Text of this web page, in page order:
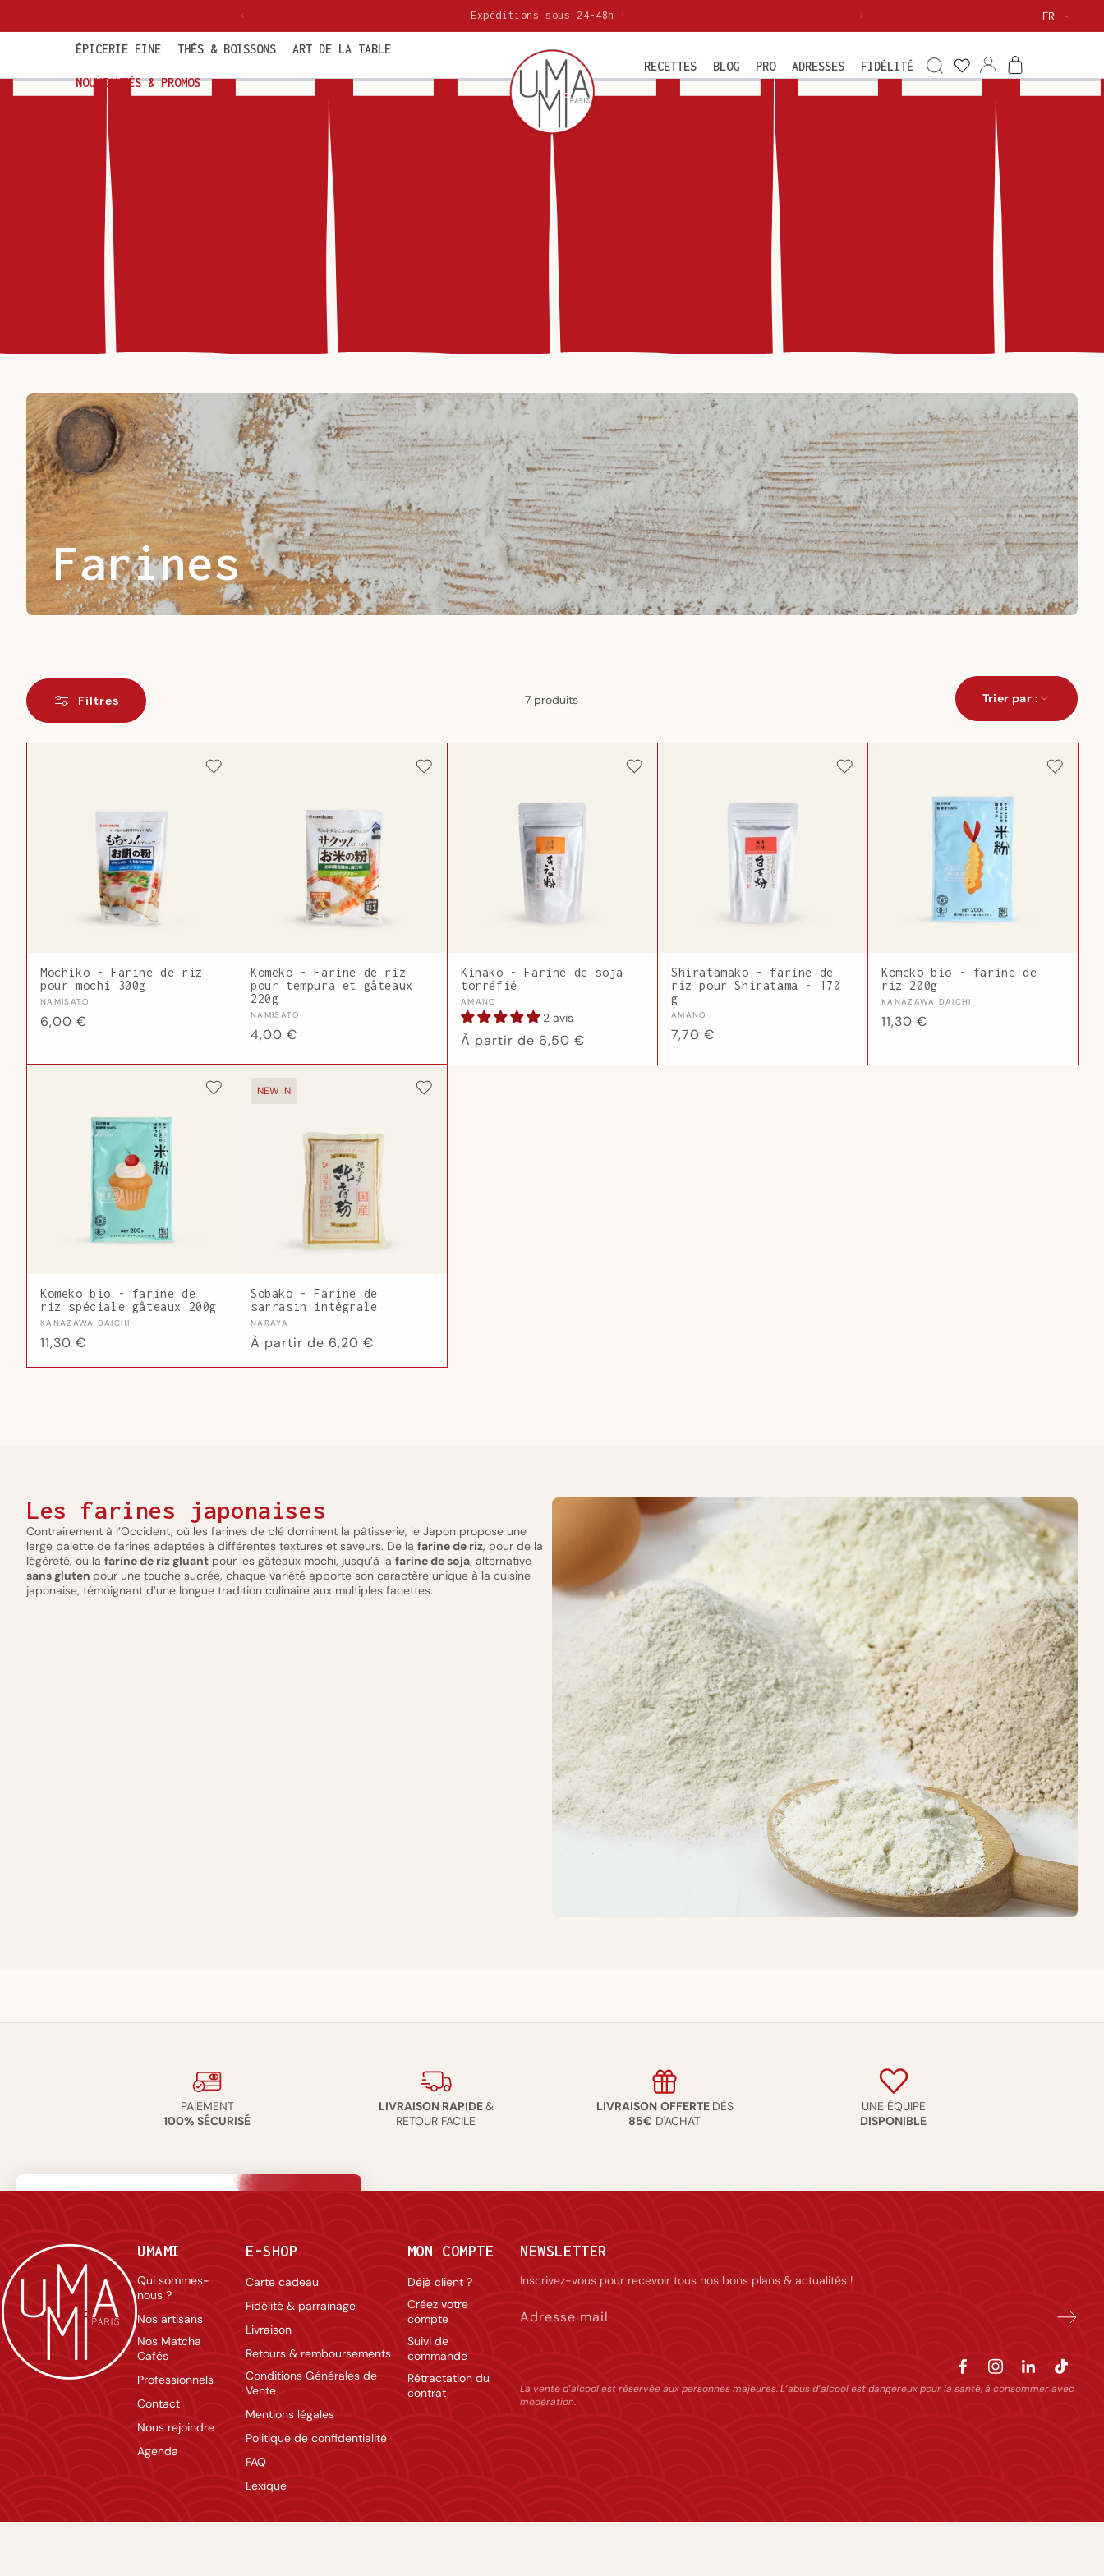
au
Expéditions sous 24-48h ! FR
ÉPICERIE FINE THÉS & BOISSONS ART DE LA TABLE
NOUVEAUTÉS & PROMOS
RECETTES BLOG PRO ADRESSES FIDÉLITÉ
ma
wishlist
ConnexionPanier
Farines
Filtres 7 produits Trier par :
Mochiko - Farine de riz
pour mochi 300g
Fournisseur :
NAMISATO
Prix
6,00 €
Komeko - Farine de riz
pour tempura et gâteaux
220g
Fournisseur :
NAMISATO
Prix
4,00 €
Kinako - Farine de soja
torréfié
Fournisseur :
AMANO
2 avis
Prix
À partir de 6,50 €
Shiratamako - farine de
riz pour Shiratama - 170
g
Fournisseur :
AMANO
Prix
7,70 €
Komeko bio - farine de
riz 200g
Fournisseur :
KANAZAWA DAICHI
Prix
11,30 €
Komeko bio - farine de
riz spéciale gâteaux 200g
Fournisseur :
KANAZAWA DAICHI
Prix
11,30 €
NEW IN
Sobako - Farine de
sarrasin intégrale
Fournisseur :
NARAYA
Prix
À partir de 6,20 €
Les farines japonaises
Contrairement à l’Occident, où les farines de blé dominent la pâtisserie, le Japon propose une
large palette de farines adaptées à différentes textures et saveurs. De la farine de riz, pour de la
légèreté, ou la farine de riz gluant pour les gâteaux mochi, jusqu’à la farine de soja, alternative
sans gluten pour une touche sucrée, chaque variété apporte son caractère unique à la cuisine
japonaise, témoignant d’une longue tradition culinaire aux multiples facettes.
PAIEMENT
100% SÉCURISÉ
LIVRAISON RAPIDE&
RETOUR FACILE
LIVRAISON OFFERTE DÈS
85€ D'ACHAT
UNE ÉQUIPE
DISPONIBLE
UMAMI
Qui sommes-
nous ?
Nos artisans
Nos Matcha
Cafés
Professionnels
Contact
Nous rejoindre
Agenda
E-SHOP
Carte cadeau
Fidélité & parrainage
Livraison
Retours & remboursements
Conditions Générales de
Vente
Mentions légales
Politique de confidentialité
FAQ
Lexique
MON COMPTE
Déjà client ?
Créez votre
compte
Suivi de
commande
Rétractation du
contrat
NEWSLETTER
Inscrivez-vous pour recevoir tous nos bons plans & actualités !
Adresse mail
La vente d’alcool est réservée aux personnes majeures. L’abus d’alcool est dangereux pour la santé, à consommer avec
modération.